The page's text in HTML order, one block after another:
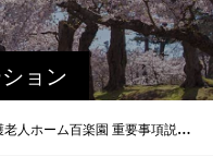
ョン
人ホーム百楽園 重要事項説明書